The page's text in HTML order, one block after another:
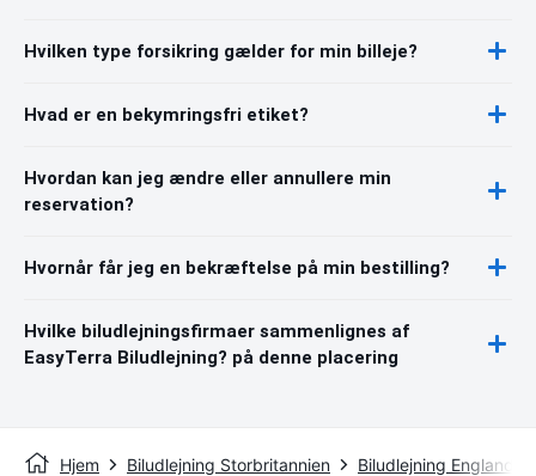
Hvilken type forsikring gælder for min billeje?
Hvad er en bekymringsfri etiket?
Hvordan kan jeg ændre eller annullere min
reservation?
Hvornår får jeg en bekræftelse på min bestilling?
Hvilke biludlejningsfirmaer sammenlignes af
EasyTerra Biludlejning? på denne placering
Hjem Biludlejning Storbritannien Biludlejning England